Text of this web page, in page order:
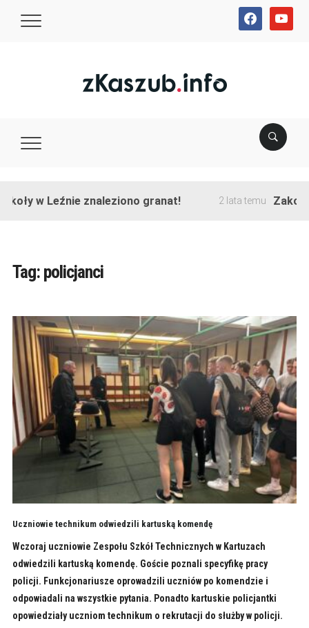
facebookyoutube
w Leźnie znaleziono granat! 2 lata temu
Tag: policjanci
Uczniowie technikum odwiedzili kartuską komendę
Wczoraj uczniowie Zespołu Szkół Technicznych w Kartuzach
odwiedzili kartuską komendę. Goście poznali specyfikę pracy
policji. Funkcjonariusze oprowadzili uczniów po komendzie i
odpowiadali na wszystkie pytania. Ponadto kartuskie policjantki
opowiedziały uczniom technikum o rekrutacji do służby w policji.